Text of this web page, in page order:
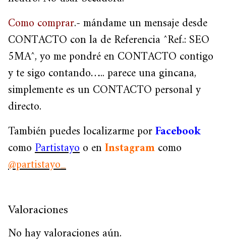
Como comprar.- mándame un mensaje desde
CONTACTO con la de Referencia ^Ref.: SEO
5MA^, yo me pondré en CONTACTO contigo
y te sigo contando….. parece una gincana,
simplemente es un CONTACTO personal y
directo.
También puedes localizarme porFacebook
comoPartistayoo enInstagramcomo
@partistayo_
Valoraciones
No hay valoraciones aún.